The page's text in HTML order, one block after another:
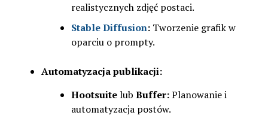
realistycznych zdjęć postaci.
Stable Diffusion:Tworzenie grafik w
oparciu o prompty.
Automatyzacja publikacji:
Hootsuitelub Buffer:Planowanie i
automatyzacja postów.